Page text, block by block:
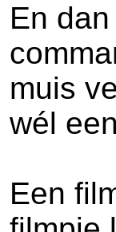
En
muis
wél
Een